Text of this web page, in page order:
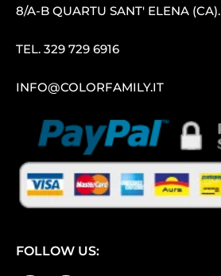
8/A-B QUARTU SANT′ ELENA (CA).
TEL. 329 729 6916
INFO@COLORFAMILY.IT
FOLLOW US: